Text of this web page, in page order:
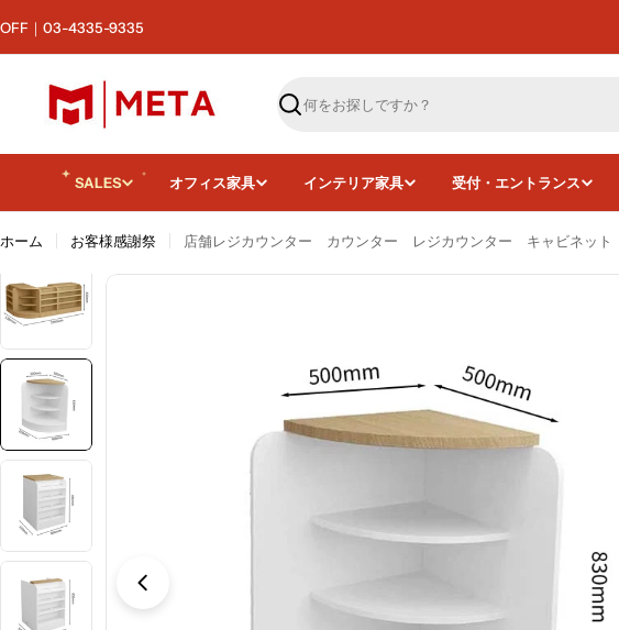
ン
テ
プ
｜03-4335-9335
検
SALES
オフィス家具 インテリア家具 受付・エントランス
ホーム お客様感謝祭 店舗レジカウンター カウンター レジカウンター キャビネ